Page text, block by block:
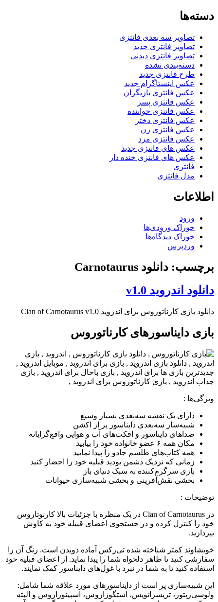
دسته‌ها
تصاویر سه بعدی فانتزی
تصاویر فانتزی جدید
تصاویر فانتزی دیدنی
دسته‌بندی نشده
طرح فانتزی جدید
عکس اینستاگرام جدید
عکس فانتزی بازیگران
عکس فانتزی پسر
عکس فانتزی خواننده
عکس فانتزی دختر
عکس فانتزی زن
عکس فانتزی مرد
عکس های فانتزی جدید
عکس های فانتزی خنده دار
فانتزی
مدل فانتزی
اطلاعات
ورود
خوراک ورودی‌ها
خوراک دیدگاه‌ها
وردپرس
برچسب: دانلود Carnotaurus
دانلود اندروید v1.0
دانلود بازی کارناتوروس برای اندروید Clan of Carnotaurus v1.0
بازی دایناسورهای کارناتوروس
ویژگی‌ها :
دارای یک نقشه سه‌بعدی بسیار وسیع
شبیه‌ساز سه‌بعدی دایناسور پر از اکشن
صداهای دایناسور و افکت‌های آب و هوایی واقع‌گرایانه
مکان همه ۶ عضو خانواده خود را بیابید
همه کتاب‌های طلسم جادو را پیدا نمایید
زمانی که نزدیک دشمن بودید قبلیه خود را احضار کنید
بازی سرگرم‌کننده به سبک دنیای باز
بخشی نقش‌آفرینی و بخشی شبیه‌سازی حیوانات
توضیحات :
در Clan of Carnotaurus در یک منظره با جزئیات بالا کارنوتاروس
خود را کنترل کرده و در جستجوی اعضای قبیله خود به کاوش
بپردازید.
خویشاوند کمتر شناخته شده تی‌رکس آماده دویدن است. رنگ آن را
سفارشی کنید تا ظاهر دلخواه شما را پیدا نماید. از اعضای قبلیه خود
استفاده کنید تا به شما در نبرد با غول‌های دایناسور کمک نمایند.
این شبیه‌سازی پر است از دایناسورهای مورد علاقه شما شامل:
ولوسی‌رپتور، تریسراتوپس، استگوزاروس، اسپینوزاروس و البته